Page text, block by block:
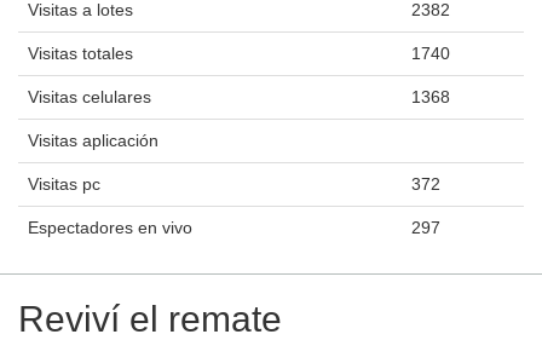
Visitas a lotes 2382
Visitas totales 1740
Visitas celulares 1368
Visitas aplicación
Visitas pc 372
Espectadores en vivo 297
Reviví el remate